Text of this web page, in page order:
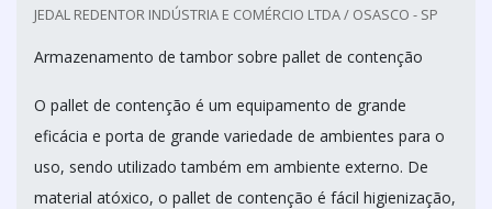
JEDAL REDENTOR INDÚSTRIA E COMÉRCIO LTDA / OSASCO - SP
Armazenamento de tambor sobre pallet de contenção
O pallet de contenção é um equipamento de grande
eficácia e porta de grande variedade de ambientes para o
uso, sendo utilizado também em ambiente externo. De
material atóxico, o pallet de contenção é fácil higienização,